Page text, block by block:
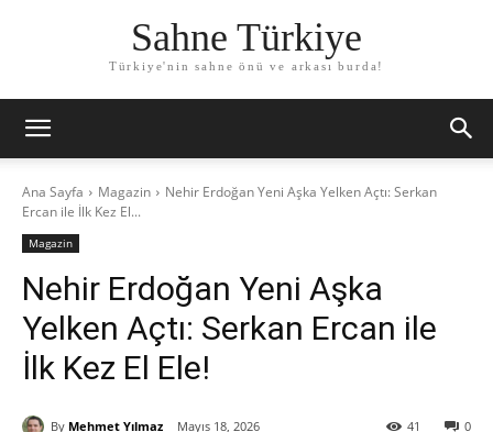
Sahne Türkiye
Türkiye'nin sahne önü ve arkası burda!
Ana Sayfa Magazin
Nehir Erdoğan Yeni Aşka Yelken Açtı: Serkan
Ercan ile İlk Kez El...
Magazin
Nehir Erdoğan Yeni Aşka
Yelken Açtı: Serkan Ercan ile
İlk Kez El Ele!
By Mehmet Yılmaz Mayıs 18, 2026 0
41